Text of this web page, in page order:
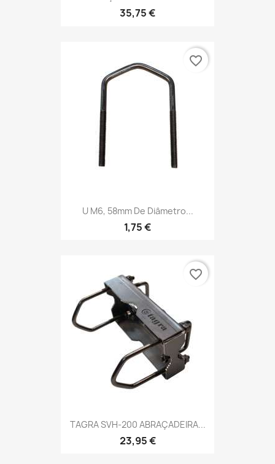
35,75 €
U M6, 58mm De Diâmetro...
1,75 €
favorite_border
TAGRA SVH-200 ABRAÇADEIRA...
23,95 €
favorite_border